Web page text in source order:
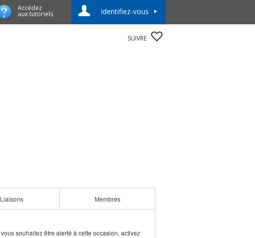
Accédez
aux tutoriels Identifiez-vous
SUIVRE
Liaisons Membres
souhaitez être alerté à cette occasion, activez